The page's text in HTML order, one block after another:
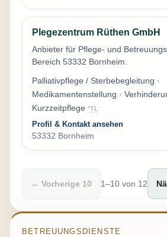
Plegezentrum Rüthen GmbH
Anbieter für Pflege- und
Bereich 53332 Bornheim.
Palliativpflege / Sterbebegleitung ·
Medikamentenstellung ·
Kurzzeitpflege *TL
Profil & Kontakt ansehen
53332 Bornheim
← Vorherige 10 1–10 von 12
BETREUUNGSDIENSTE